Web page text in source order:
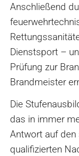
Anschließend
Dienstsport –
Prüfung zur
Brandmeister
Die
das in immer
Antwort auf den
qualifizierten